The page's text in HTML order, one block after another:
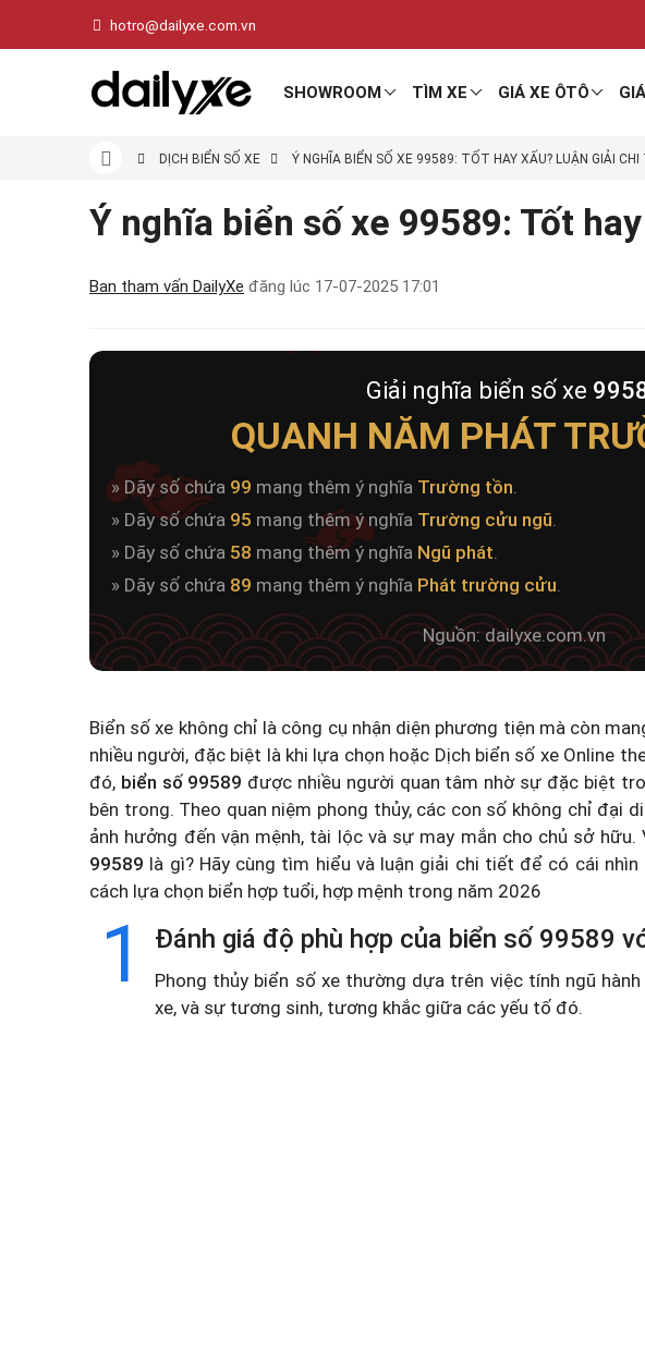
hotro@dailyxe.com.vn
SHOWROOM TÌM XE GIÁ XE ÔTÔ
DỊCH BIỂN SỐ XE Ý NGHĨA BIỂN SỐ XE 99589: TỐT HAY XẤU? LUẬN GIẢI
Ý nghĩa biển số xe 99589: Tốt
Ban tham vấn DailyXe đăng lúc 17-07-2025 17:01
Giải nghĩa biển số xe
QUANH NĂM PHÁT
» Dãy số chứa 99 mang thêm ý nghĩa Trường tồn.
» Dãy số chứa 95 mang thêm ý nghĩa Trường cửu ngũ.
» Dãy số chứa 58 mang thêm ý nghĩa Ngũ phát.
» Dãy số chứa 89 mang thêm ý nghĩa Phát trường cửu.
Nguồn: dailyxe.com.vn
Biển số xe không chỉ là công cụ nhận diện phương tiện mà còn
nhiều người, đặc biệt là khi lựa chọn hoặc Dịch biển số xe Online
đó, biển số 99589 được nhiều người quan tâm nhờ sự đặc biệt
bên trong. Theo quan niệm phong thủy, các con số không chỉ đại
ảnh hưởng đến vận mệnh, tài lộc và sự may mắn cho chủ sở
99589 là gì? Hãy cùng tìm hiểu và luận giải chi tiết để có cái
cách lựa chọn biển hợp tuổi, hợp mệnh trong năm 2026
1 Đánh giá độ phù hợp của biển số 99589
Phong thủy biển số xe thường dựa trên việc tính ngũ
xe, và sự tương sinh, tương khắc giữa các yếu tố đó.